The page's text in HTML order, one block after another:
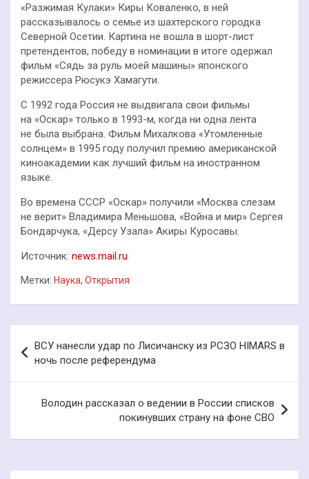
«Разжимая Кулаки» Киры Коваленко, в ней
рассказывалось о семье из шахтерского городка
Северной Осетии. Картина не вошла в шорт-лист
претендентов, победу в номинации в итоге одержал
фильм «Сядь за руль моей машины» японского
режиссера Рюсукэ Хамагути.
С 1992 года Россия не выдвигала свои фильмы
на «Оскар» только в 1993-м, когда ни одна лента
не была выбрана. Фильм Михалкова «Утомленные
солнцем» в 1995 году получил премию американской
киноакадемии как лучший фильм на иностранном
языке.
Во времена СССР «Оскар» получили «Москва слезам
не верит» Владимира Меньшова, «Война и мир» Сергея
Бондарчука, «Дерсу Узала» Акиры Куросавы.
Источник: news.mail.ru
Метки: Наука, Открытия
по
записям
ВСУ нанесли удар по Лисичанску из РСЗО HIMARS в
ночь после референдума
Володин рассказал о ведении в России списков
покинувших страну на фоне СВО